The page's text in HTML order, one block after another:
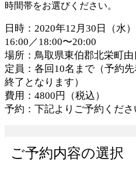
時間帯をお選びください。
日時：2020年12月30日（水
16:00／18:00〜20:00
場所：鳥取県東伯郡北栄町
定員：各回10名まで（予約
終了となります）
費用：4800円（税込）
予約：下記よりご予約くださ